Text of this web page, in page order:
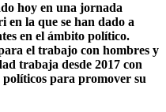
hoy en una jornada
la que se han dado a
en el ámbito político.
el trabajo con hombres y
trabaja desde 2017 con
para promover su